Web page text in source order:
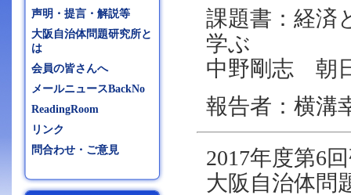
課題書：経
学ぶ
中野剛志 朝
報告者：横溝
2017年度第6
大阪自治体問
声明・提言・解説等
大阪自治体問題研究所と
は
会員の皆さんへ
メールニュースBackNo
ReadingRoom
リンク
問合わせ・ご意見